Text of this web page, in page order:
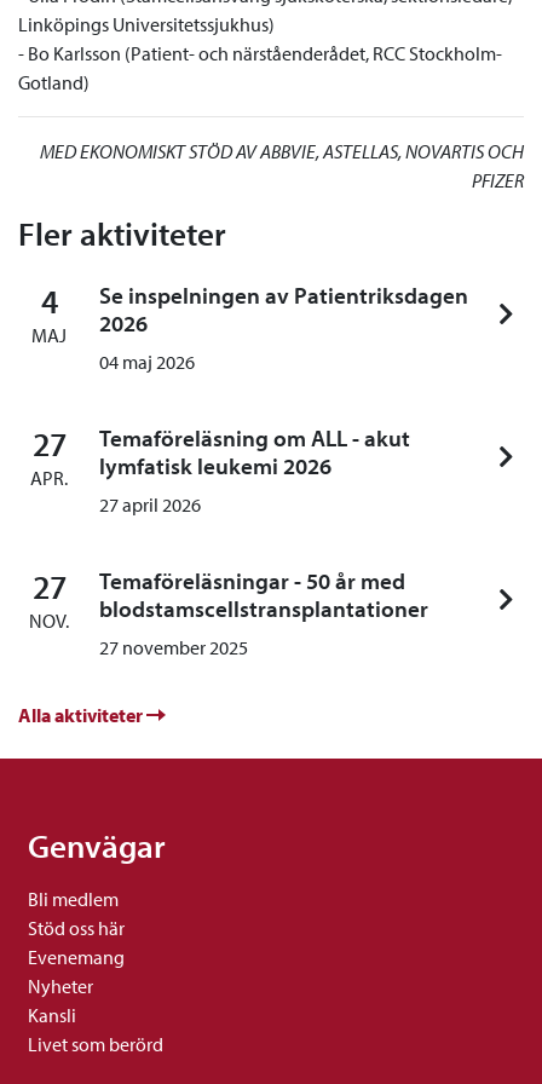
Linköpings Universitetssjukhus)
- Bo Karlsson (Patient- och närståenderådet, RCC Stockholm-
Gotland)
MED EKONOMISKT STÖD AV ABBVIE, ASTELLAS, NOVARTIS OCH
PFIZER
Fler aktiviteter
4
MAJ
Se inspelningen av Patientriksdagen
2026
04 maj 2026
27
APR.
Temaföreläsning om ALL - akut
lymfatisk leukemi 2026
27 april 2026
27
NOV.
Temaföreläsningar - 50 år med
blodstamscellstransplantationer
27 november 2025
Alla aktiviteter
Genvägar
Bli medlem
Stöd oss här
Evenemang
Nyheter
Kansli
Livet som berörd